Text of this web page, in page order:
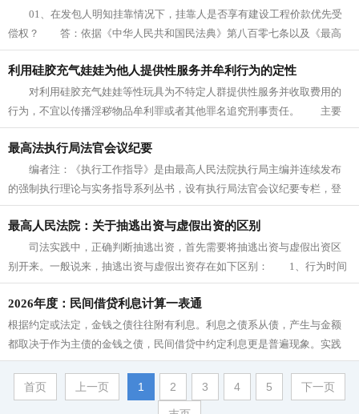
01、在发包人明知挂靠情况下，挂靠人是否享有建设工程价款优先受
偿权？ 答：依据《中华人民共和国民法典》第八百零七条以及《最高
人民法院关于审理建设工程施工合...
利用硅胶充气娃娃为他人提供性服务并牟利行为的定性
对利用硅胶充气娃娃等性玩具为不特定人群提供性服务并收取费用的
行为，不宜以传播淫秽物品牟利罪或者其他罪名追究刑事责任。 主要
考虑： （1）不构成传播淫秽物...
最高法执行局法官会议纪要
编者注：《执行工作指导》是由最高人民法院执行局主编并连续发布
的强制执行理论与实务指导系列丛书，设有执行局法官会议纪要专栏，登
载专题会议纪要相关内容。本期内容...
最高人民法院：关于抽逃出资与虚假出资的区别
司法实践中，正确判断抽逃出资，首先需要将抽逃出资与虚假出资区
别开来。一般说来，抽逃出资与虚假出资存在如下区别： 1、行为时间
不同。 虚假出资是指股东未履...
2026年度：民间借贷利息计算一表通
根据约定或法定，金钱之债往往附有利息。利息之债系从债，产生与金额
都取决于作为主债的金钱之债，民间借贷中约定利息更是普遍现象。实践
中发生的借款本金数额不断增大，利...
首页 上一页 1 2 3 4 5 下一页